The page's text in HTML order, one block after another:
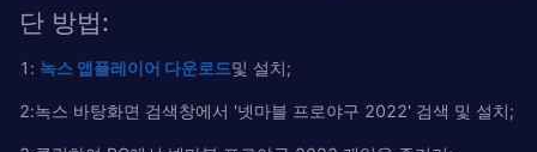
단 방법:
1: 녹스 앱플레이어 다운로드및 설치;
2:녹스 바탕화면 검색창에서 '넷마블 프로야구 2022' 검색 및 설치;